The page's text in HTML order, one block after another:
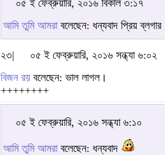
০৫ ই ফেব্রুয়ারি, ২০১৬ বিকাল ৩:১৭
আমি তুমি আমরাবলেছেন: ধন্যবাদ প্রিয় ব্লগার
২৩|
০৫ ই ফেব্রুয়ারি, ২০১৬ সন্ধ্যা ৬:০২
বিজন রয় বলেছেন: ভাল লাগল।
++++++++
০৫ ই ফেব্রুয়ারি, ২০১৬ সন্ধ্যা ৬:১০
আমি তুমি আমরাবলেছেন: ধন্যবাদ